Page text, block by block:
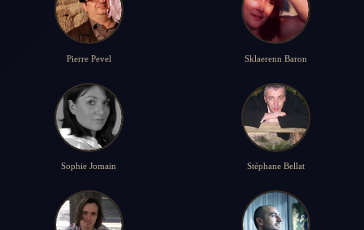
Pierre Pevel Sklaerenn Baron
Sophie Jomain Stéphane Bellat